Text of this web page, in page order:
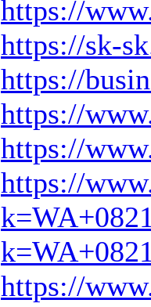
https://
https://sk-
https://
https://
https://
https://
https://